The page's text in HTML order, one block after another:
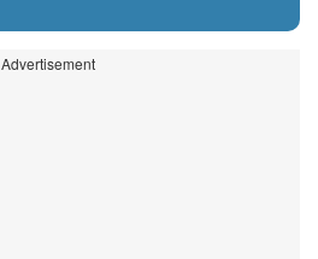
Advertisement